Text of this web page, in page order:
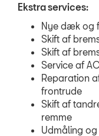
Ekstra services:
Nye dæk og
Skift af
Skift af
Service af
Reparation
frontrude
Skift af
remme
Udmåling